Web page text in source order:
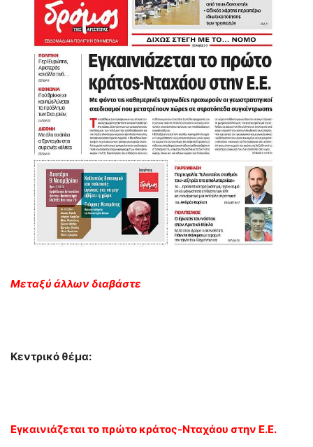
Μεταξύ άλλων διαβάστε
Κεντρικό θέμα:
Εγκαινιάζεται το πρώτο κράτος-Νταχάου στην Ε.Ε.